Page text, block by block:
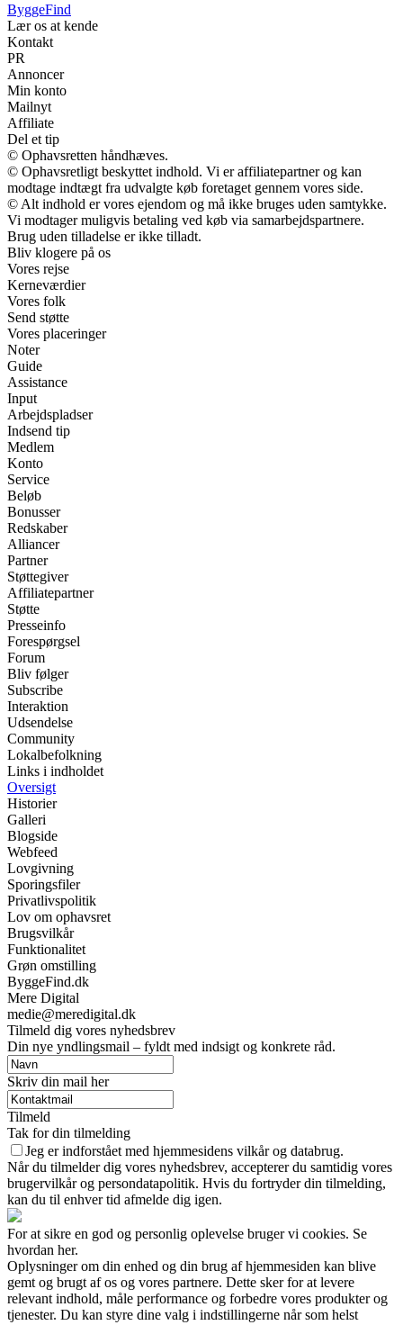
ByggeFind
Lær os at kende
Kontakt
PR
Annoncer
Min konto
Mailnyt
Affiliate
Del et tip
© Ophavsretten håndhæves.
© Ophavsretligt beskyttet indhold. Vi er affiliatepartner og kan
modtage indtægt fra udvalgte køb foretaget gennem vores side.
© Alt indhold er vores ejendom og må ikke bruges uden samtykke.
Vi modtager muligvis betaling ved køb via samarbejdspartnere.
Brug uden tilladelse er ikke tilladt.
Bliv klogere på os
Vores rejse
Kerneværdier
Vores folk
Send støtte
Vores placeringer
Noter
Guide
Assistance
Input
Arbejdspladser
Indsend tip
Medlem
Konto
Service
Beløb
Bonusser
Redskaber
Alliancer
Partner
Støttegiver
Affiliatepartner
Støtte
Presseinfo
Forespørgsel
Forum
Bliv følger
Subscribe
Interaktion
Udsendelse
Community
Lokalbefolkning
Links i indholdet
Oversigt
Historier
Galleri
Blogside
Webfeed
Lovgivning
Sporingsfiler
Privatlivspolitik
Lov om ophavsret
Brugsvilkår
Funktionalitet
Grøn omstilling
ByggeFind.dk
Mere Digital
medie@meredigital.dk
Tilmeld dig vores nyhedsbrev
Din nye yndlingsmail – fyldt med indsigt og konkrete råd.
Skriv din mail her
Tilmeld
Tak for din tilmelding
Jeg er indforstået med hjemmesidens vilkår og databrug.
Når du tilmelder dig vores nyhedsbrev, accepterer du samtidig vores
brugervilkår og persondatapolitik. Hvis du fortryder din tilmelding,
kan du til enhver tid afmelde dig igen.
For at sikre en god og personlig oplevelse bruger vi cookies. Se
hvordan her.
Oplysninger om din enhed og din brug af hjemmesiden kan blive
gemt og brugt af os og vores partnere. Dette sker for at levere
relevant indhold, måle performance og forbedre vores produkter og
tjenester. Du kan styre dine valg i indstillingerne når som helst